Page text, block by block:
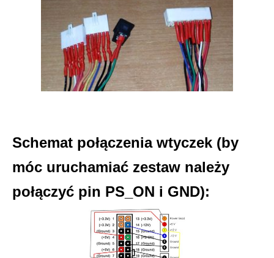
Schemat połączenia wtyczek (by
móc uruchamiać zestaw należy
połączyć pin PS_ON i GND):